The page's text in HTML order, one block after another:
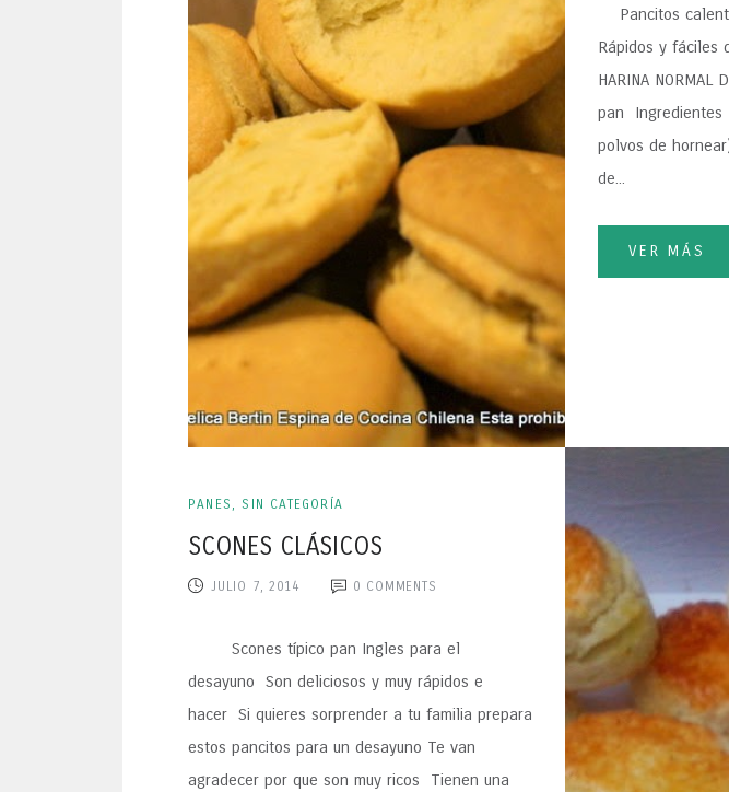
Pancitos
Rápidos y
HARINA NORMAL
pan Ingredientes
polvos de
de...
VER MÁS
PANES ,SIN CATEGORÍA
SCONES CLÁSICOS
JULIO 7, 2014 0 COMMENTS
Scones típico pan Ingles para el
desayuno Son deliciosos y muy rápidos e
hacer Si quieres sorprender a tu familia prepara
estos pancitos para un desayuno Te van
agradecer por que son muy ricos Tienen una